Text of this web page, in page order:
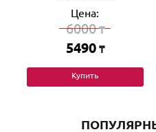
Цена:
6000₸
5490 ₸
Купить